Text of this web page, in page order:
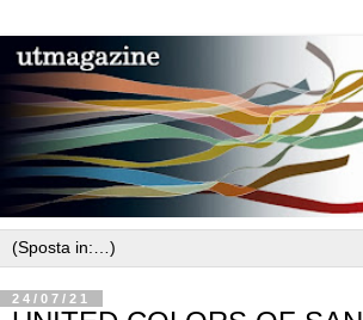
24/07/21